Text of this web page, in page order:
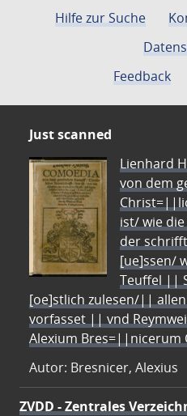
Hilfe zur Suche
Feedback
Just scanned
Lienhard
von dem
ist/ wie
der
[ue]ssen/
Teuffel ||
[oe]stlich zulesen/||
vorfasset || vnd
Alexium Bres=||nicerum
Autor: Bresnicer, Alexius
ZVDD - Zentrales